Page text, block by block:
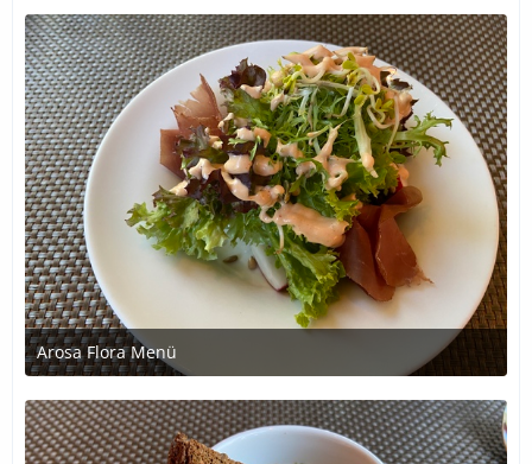
Arosa Flora Menü
1. Juli 2020 um 21:24